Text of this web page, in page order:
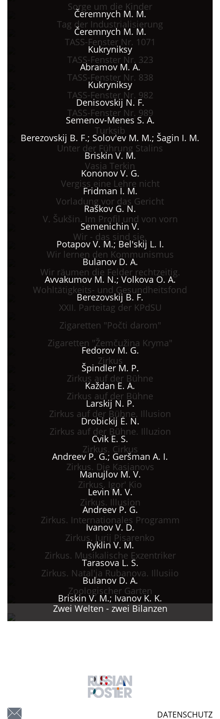
Sorge um die Kinder
Čeremnych M. M.
Tag der Industrialisierung
Čeremnych M. M.
TASS-Fenster Nr. 1071
Kukryniksy
TASS-Fenster Nr. 323
Abramov M. A.
TASS-Fenster Nr. 838
Kukryniksy
TASS-Fenster Nr. 982
Denisovskij N. F.
TASS-Fenster Nr. 989
Semenov-Menes S. A.
Turksib
Berezovskij B. F.; Solov'ev M. M.; Šagin I. М.
Unter der Führung Stalins
Briskin V. M.
Vasja Terkin
Kononov V. G.
Vergiss eine Lehre nicht
Fridman I. M.
Vorladung vor das Gericht
Raškov G. N.
V. Šukšin. Im Profil und von vorn
Semenichin V.
Wir - das sind sie.
Potapov V. M.; Bel'skij L. I.
Wir lernen den Kommunismus
Bulanov D. A.
Wir räumen die Felder rechtzeitig.
Avvakumov M. N.; Volkova O. A.
Wohltätigkeits- und Gesundheitsfond
Berezovskij B. F.
XXII. Parteitag der KPdSU
Zigaretten "Počti darom"
Zigaretten "Žemčužina Kryma"
Fedorov M. G.
Zirkus
Špindler M. P.
Zirkus auf der Bühne
Každan E. A.
Zirkus auf der Bühne
Larskij N. P.
Zirkus auf der Bühne. Illusion
Drobickij Ė. N.
Zirkus auf der Bühne. Illuzion
Cvik E. S.
Zirkus. Cirkus
Andreev P. G.; Geršman A. I.
Zirkus. Die Kasjanovs
Manujlov M. V.
Zirkus. Igor' Kio
Levin M. V.
Zirkus. Illusion
Andreev P. G.
Zirkus. Internationales Programm
Ivanov V. D.
Zirkus. Jurij Pisarenko
Ryklin V. M.
Zirkus. Musikalische Exzentriker
Tarasova L. S.
Zirkus. Natal'ja Rubanova. Illusiio
Bulanov D. A.
Zoologischer Garten
Briskin V. M.; Ivanov K. K.
Zwei Welten - zwei Bilanzen
DATENSCHUTZ